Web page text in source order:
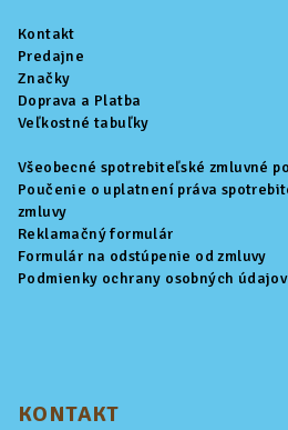
Kontakt
Predajne
Značky
Doprava a Platba
Veľkostné tabuľky
Všeobecné spotrebiteľské zmluvné
Poučenie o uplatnení práva
zmluvy
Reklamačný formulár
Formulár na odstúpenie od zmluvy
Podmienky ochrany osobných údajov
KONTAKT